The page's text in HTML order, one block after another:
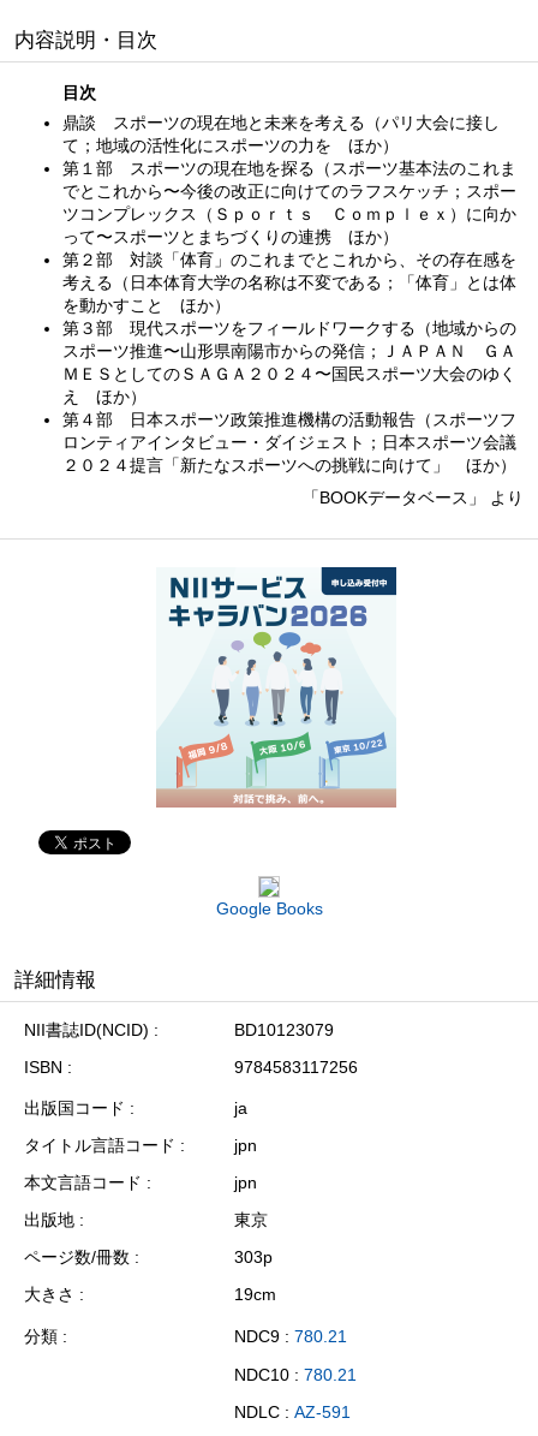
内容説明・目次
目次
鼎談 スポーツの現在地と未来を考える（パリ大会に接し
て；地域の活性化にスポーツの力を ほか）
第１部 スポーツの現在地を探る（スポーツ基本法のこれま
でとこれから〜今後の改正に向けてのラフスケッチ；スポー
ツコンプレックス（Ｓｐｏｒｔｓ Ｃｏｍｐｌｅｘ）に向か
って〜スポーツとまちづくりの連携 ほか）
第２部 対談「体育」のこれまでとこれから、その存在感を
考える（日本体育大学の名称は不変である；「体育」とは体
を動かすこと ほか）
第３部 現代スポーツをフィールドワークする（地域からの
スポーツ推進〜山形県南陽市からの発信；ＪＡＰＡＮ ＧＡ
ＭＥＳとしてのＳＡＧＡ２０２４〜国民スポーツ大会のゆく
え ほか）
第４部 日本スポーツ政策推進機構の活動報告（スポーツフ
ロンティアインタビュー・ダイジェスト；日本スポーツ会議
２０２４提言「新たなスポーツへの挑戦に向けて」 ほか）
「BOOKデータベース」 より
Google Books
詳細情報
NII書誌ID(NCID)
BD10123079
ISBN
9784583117256
出版国コード
ja
タイトル言語コード
jpn
本文言語コード
jpn
出版地
東京
ページ数/冊数
303p
大きさ
19cm
分類 NDC9 : 780.21
NDC10 : 780.21
NDLC : AZ-591